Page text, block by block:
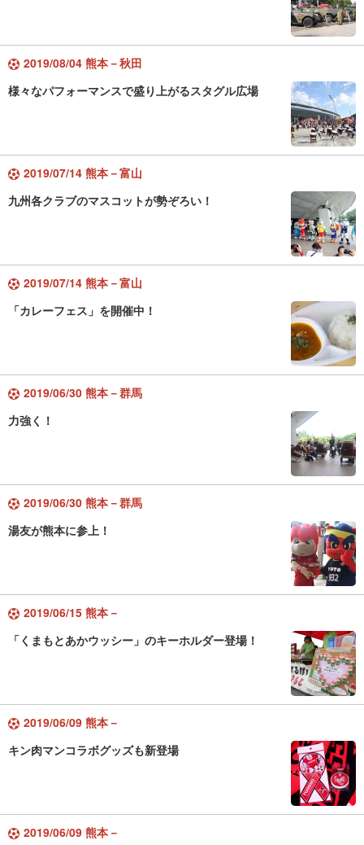
2019/08/04 熊本－秋田
様々なパフォーマンスで盛り上がるスタグル広場
2019/07/14 熊本－富山
九州各クラブのマスコットが勢ぞろい！
2019/07/14 熊本－富山
「カレーフェス」を開催中！
2019/06/30 熊本－群馬
力強く！
2019/06/30 熊本－群馬
湯友が熊本に参上！
2019/06/15 熊本－
「くまもとあかウッシー」のキーホルダー登場！
2019/06/09 熊本－
キン肉マンコラボグッズも新登場
2019/06/09 熊本－